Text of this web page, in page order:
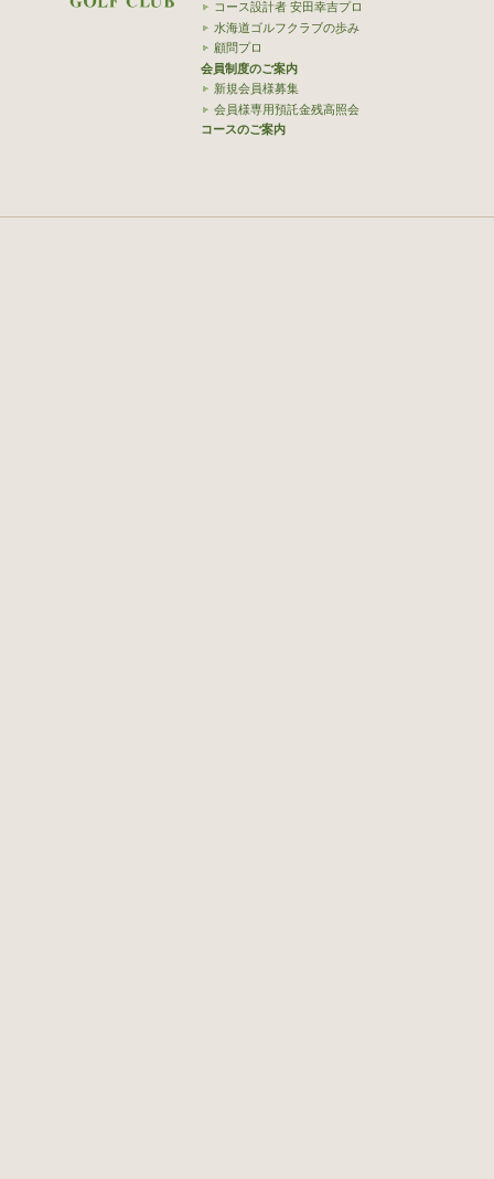
コース設計者 安田幸吉プロ
水海道ゴルフクラブの歩み
顧問プロ
会員制度のご案内
新規会員様募集
会員様専用預託金残高照会
コースのご案内